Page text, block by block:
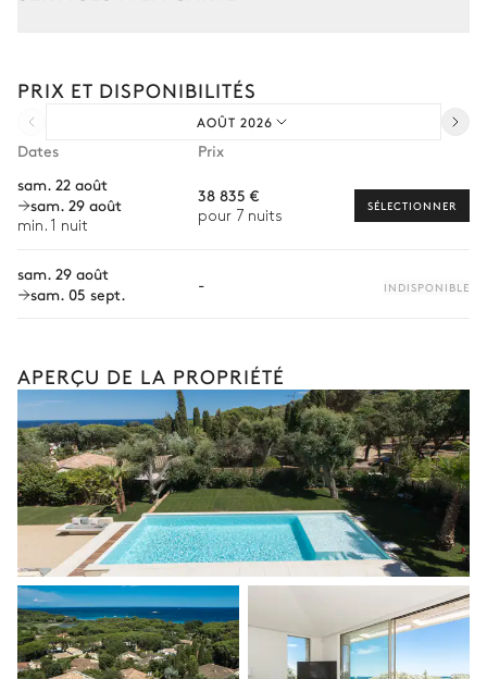
Transfert à l'arrivée et au départ
Courses livrées avant l'arrivée
Chef à domicile
Bien-être à domicile
Location de bateau
Sports nautiques
Visites guidées et excursions
Visites gastronomiques
Les services et expériences proposés peuvent varier selon la
saison, la destination ou la disponibilité. Notre conciergerie
vous guidera vers les offres disponibles pour votre séjour.
PRIX ET DISPONIBILITÉS
AOÛT 2026
Dates
Prix
sam. 22 août
sam. 29 août
min. 1 nuit
38 835 €
pour 7 nuits
SÉLECTIONNER
sam. 29 août
sam. 05 sept.
- INDISPONIBLE
APERÇU DE LA PROPRIÉTÉ